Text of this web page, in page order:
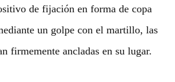
de fijación en forma de copa
un golpe con el martillo, las
firmemente ancladas en su lugar.